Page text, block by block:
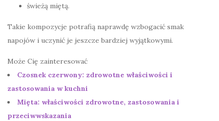
świeżą miętą.
Takie kompozycje potrafią naprawdę wzbogacić smak
napojów i uczynić je jeszcze bardziej wyjątkowymi.
Może Cię zainteresować
Czosnek czerwony: zdrowotne właściwości i
zastosowania w kuchni
Mięta: właściwości zdrowotne, zastosowania i
przeciwwskazania